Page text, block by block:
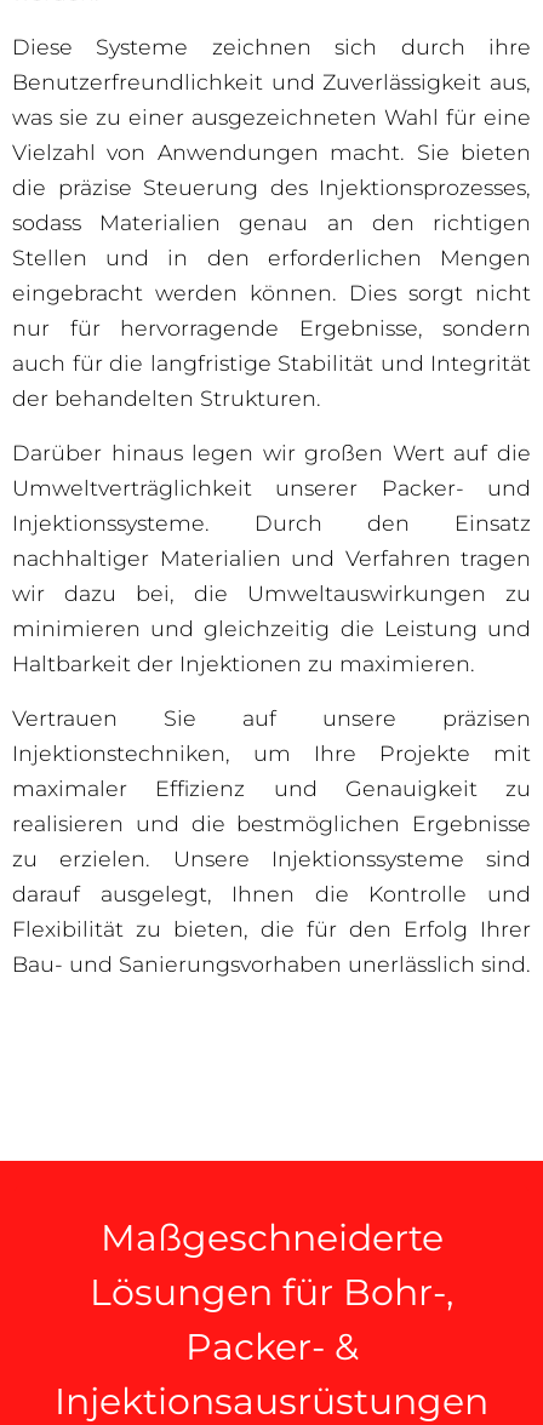
Diese Systeme zeichnen sich durch ihre
Benutzerfreundlichkeit und Zuverlässigkeit aus,
was sie zu einer ausgezeichneten Wahl für eine
Vielzahl von Anwendungen macht. Sie bieten
die präzise Steuerung des Injektionsprozesses,
sodass Materialien genau an den richtigen
Stellen und in den erforderlichen Mengen
eingebracht werden können. Dies sorgt nicht
nur für hervorragende Ergebnisse, sondern
auch für die langfristige Stabilität und Integrität
der behandelten Strukturen.
Darüber hinaus legen wir großen Wert auf die
Umweltverträglichkeit unserer Packer- und
Injektionssysteme. Durch den Einsatz
nachhaltiger Materialien und Verfahren tragen
wir dazu bei, die Umweltauswirkungen zu
minimieren und gleichzeitig die Leistung und
Haltbarkeit der Injektionen zu maximieren.
Vertrauen Sie auf unsere präzisen
Injektionstechniken, um Ihre Projekte mit
maximaler Effizienz und Genauigkeit zu
realisieren und die bestmöglichen Ergebnisse
zu erzielen. Unsere Injektionssysteme sind
darauf ausgelegt, Ihnen die Kontrolle und
Flexibilität zu bieten, die für den Erfolg Ihrer
Bau- und Sanierungsvorhaben unerlässlich sind.
Maßgeschneiderte
Lösungen für Bohr-,
Packer- &
Injektionsausrüstungen